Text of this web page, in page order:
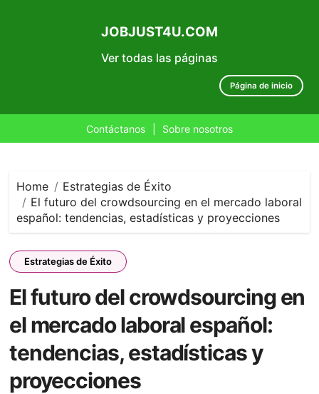
Ver todas las páginas
JOBJUST4U.COM
Página de inicio
Contáctanos Sobre nosotros
content
Home
Estrategias de Éxito
El futuro del crowdsourcing en el mercado laboral
español: tendencias, estadísticas y proyecciones
Estrategias de Éxito
El futuro del crowdsourcing en
el mercado laboral español:
tendencias, estadísticas y
proyecciones